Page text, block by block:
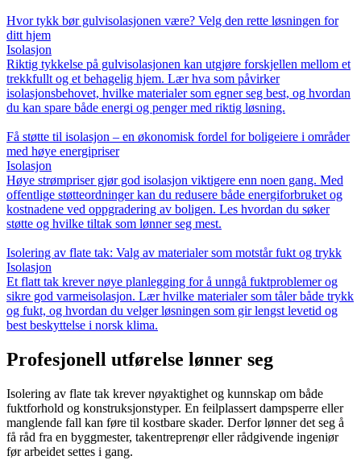
Hvor tykk bør gulvisolasjonen være? Velg den rette løsningen for
ditt hjem
Isolasjon
Riktig tykkelse på gulvisolasjonen kan utgjøre forskjellen mellom et
trekkfullt og et behagelig hjem. Lær hva som påvirker
isolasjonsbehovet, hvilke materialer som egner seg best, og hvordan
du kan spare både energi og penger med riktig løsning.
Få støtte til isolasjon – en økonomisk fordel for boligeiere i områder
med høye energipriser
Isolasjon
Høye strømpriser gjør god isolasjon viktigere enn noen gang. Med
offentlige støtteordninger kan du redusere både energiforbruket og
kostnadene ved oppgradering av boligen. Les hvordan du søker
støtte og hvilke tiltak som lønner seg mest.
Isolering av flate tak: Valg av materialer som motstår fukt og trykk
Isolasjon
Et flatt tak krever nøye planlegging for å unngå fuktproblemer og
sikre god varmeisolasjon. Lær hvilke materialer som tåler både trykk
og fukt, og hvordan du velger løsningen som gir lengst levetid og
best beskyttelse i norsk klima.
Profesjonell utførelse lønner seg
Isolering av flate tak krever nøyaktighet og kunnskap om både
fuktforhold og konstruksjonstyper. En feilplassert dampsperre eller
manglende fall kan føre til kostbare skader. Derfor lønner det seg å
få råd fra en byggmester, takentreprenør eller rådgivende ingeniør
før arbeidet settes i gang.